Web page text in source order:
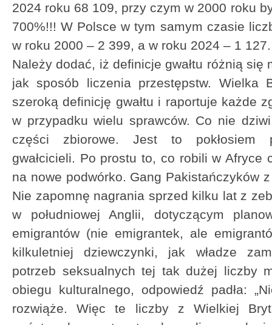
2024 roku 68 109, przy czym w 2000 roku
700%!!! W Polsce w tym samym czasie
w roku 2000 – 2 399, a w roku 2024 – 1
Należy dodać, iż definicje gwałtu różnią się
jak sposób liczenia przestępstw. Wielka
szeroką definicję gwałtu i raportuje każde
w przypadku wielu sprawców. Co nie
części zbiorowe. Jest to pokłosiem
gwałcicieli. Po prostu to, co robili w Afryce
na nowe podwórko. Gang Pakistańczyków
Nie zapomnę nagrania sprzed kilku lat z
w południowej Anglii, dotyczącym
emigrantów (nie emigrantek, ale
kilkuletniej dziewczynki, jak władze
potrzeb seksualnych tej tak dużej liczby
obiegu kulturalnego, odpowiedź padła:
rozwiąże. Więc te liczby z Wielkiej